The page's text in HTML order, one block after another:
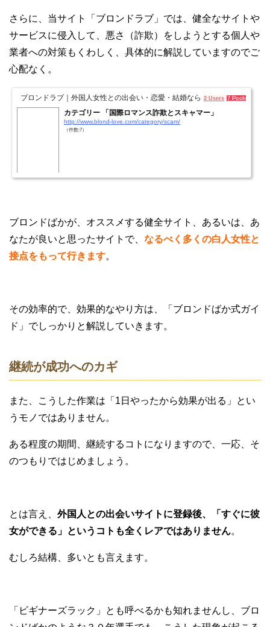
さらに、当サイト「ブロンドラブ」では、健全なサイトや
サービスに侵入して、悪さ（詐欺）をしようとする個人や
業者への対策もくわしく、具体的に解説していますのでご
心配なく。
ブロンドラブ｜外国人女性との出会い・恋愛・結婚なら 2 Users 7 Pockets
カテゴリー 「国際ロマンス詐欺とスキャマー」
http://www.blond-love.com/category/scam/
（件数:7）
ブロンドばかが、オススメする健全サイト、あるいは、あ
なたが良いと思ったサイトで、 なるべく多くの白人女性と
接点をもって行きます。
その効率的で、効果的なやり方は、「ブロンドばか式ガイ
ド」でしっかりと解説していきます。
継続が成功へのカギ
また、こうした作業は「1日やったから効果が出る」とい
うモノではありません。
ある程度の期間、継続するコトになりますので、一応、そ
のつもりではじめましょう。
とは言え、 外国人との出会いサイトに登録後、「すぐに彼
女ができる」というコトも全くレアではありません。
むしろ結構、多いとも言えます。
「ビギナーズラック」とも呼べるかも知れませんし、ブロ